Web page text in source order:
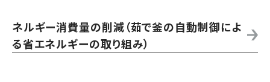
ネルギー消費量の削減（茹で釜の自動制御によ
る省エネルギーの取り組み）